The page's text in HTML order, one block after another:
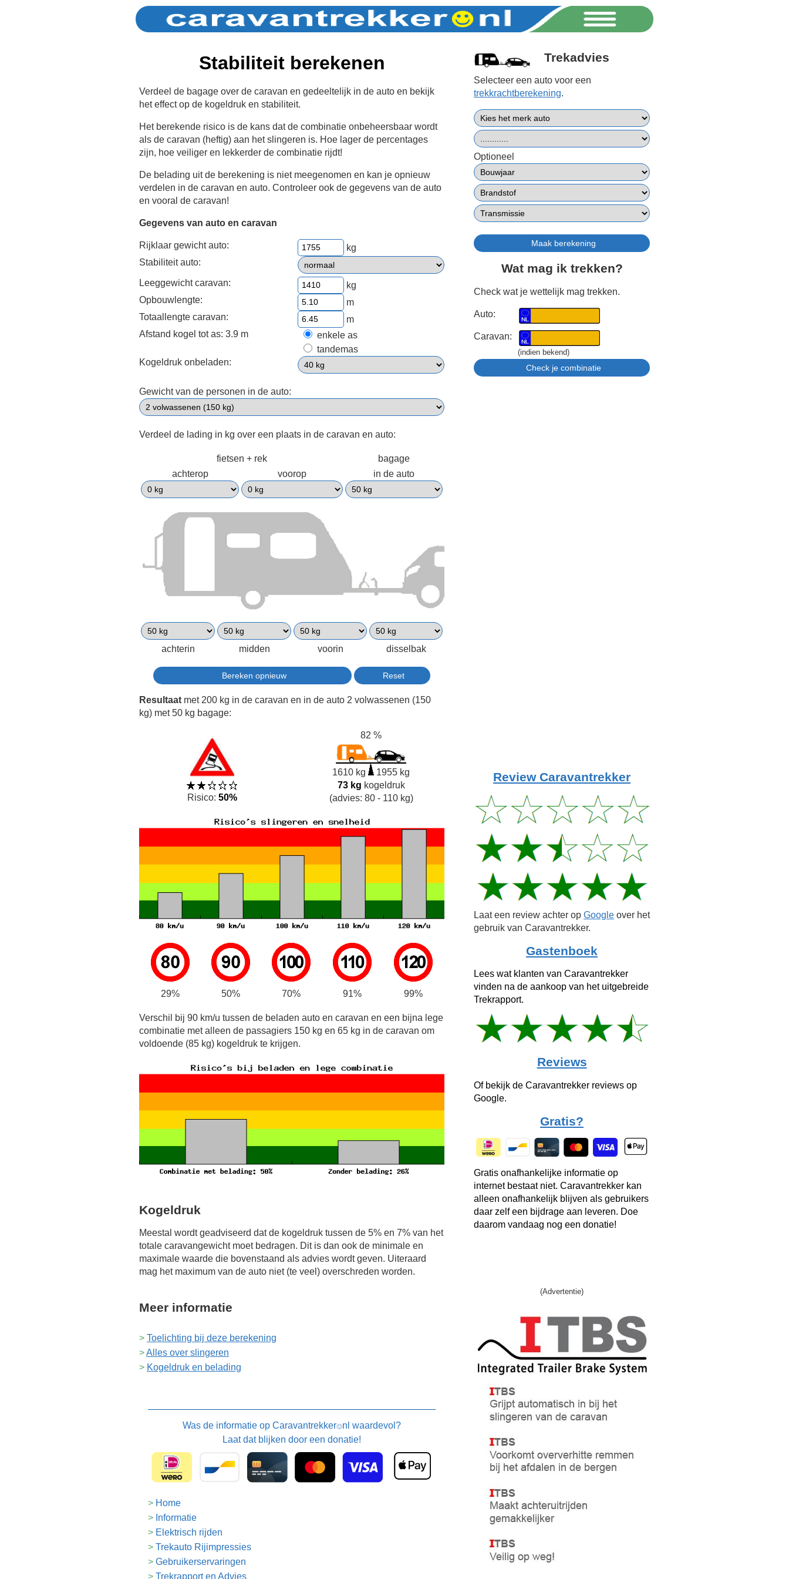
Stabiliteit berekenen
Verdeel de bagage over de caravan en gedeeltelijk in de auto en bekijk
het effect op de kogeldruk en stabiliteit.
Het berekende risico is de kans dat de combinatie onbeheersbaar wordt
als de caravan (heftig) aan het slingeren is. Hoe lager de percentages
zijn, hoe veiliger en lekkerder de combinatie rijdt!
De belading uit de berekening is niet meegenomen en kan je opnieuw
verdelen in de caravan en auto. Controleer ook de gegevens van de auto
en vooral de caravan!
Gegevens van auto en caravan
Rijklaar gewicht auto:
kg
Stabiliteit auto:
Leeggewicht caravan:
kg
Opbouwlengte:
m
Totaallengte caravan:
m
Afstand kogel tot as: 3.9 m
enkele as
tandemas
Kogeldruk onbeladen:
Gewicht van de personen in de auto:
Verdeel de lading in kg over een plaats in de caravan en auto:
fietsen + rek
bagage
achterop
voorop in de auto
achterin midden voorin disselbak
Resultaat met 200 kg in de caravan en in de auto 2 volwassenen (150
kg) met 50 kg bagage:
Risico:50%
82 %
1610 kg
1955 kg
73 kg kogeldruk
(advies: 80 - 110 kg)
29% 50% 70% 91% 99%
Verschil bij 90 km/u tussen de beladen auto en caravan en een bijna lege
combinatie met alleen de passagiers 150 kg en 65 kg in de caravan om
voldoende (85 kg) kogeldruk te krijgen.
Kogeldruk
Meestal wordt geadviseerd dat de kogeldruk tussen de 5% en 7% van het
totale caravangewicht moet bedragen. Dit is dan ook de minimale en
maximale waarde die bovenstaand als advies wordt geven. Uiteraard
mag het maximum van de auto niet (te veel) overschreden worden.
Meer informatie
Toelichting bij deze berekening
Alles over slingeren
Kogeldruk en belading
Trekadvies
Selecteer een auto voor een
trekkrachtberekening.
Optioneel
Wat mag ik trekken?
Check wat je wettelijk mag trekken.
Auto:
Caravan:
(indien bekend)
Review Caravantrekker
Laat een review achter op Google over het
gebruik van Caravantrekker.
Gastenboek
Lees wat klanten van Caravantrekker
vinden na de aankoop van het uitgebreide
Trekrapport.
Reviews
Of bekijk de Caravantrekker reviews op
Google.
Gratis?
Gratis onafhankelijke informatie op
internet bestaat niet. Caravantrekker kan
alleen onafhankelijk blijven als gebruikers
daar zelf een bijdrage aan leveren. Doe
daarom vandaag nog een donatie!
(Advertentie)
Was de informatie op Caravantrekker🙂nl waardevol?
Laat dat blijken door een donatie!
Home
Informatie
Elektrisch rijden
Trekauto Rijimpressies
Gebruikerservaringen
Trekrapport en Advies